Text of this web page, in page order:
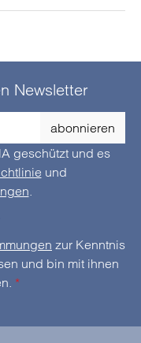
Newsletter
abonnieren
geschützt und es
und
.
zur Kenntnis
und bin mit ihnen
*